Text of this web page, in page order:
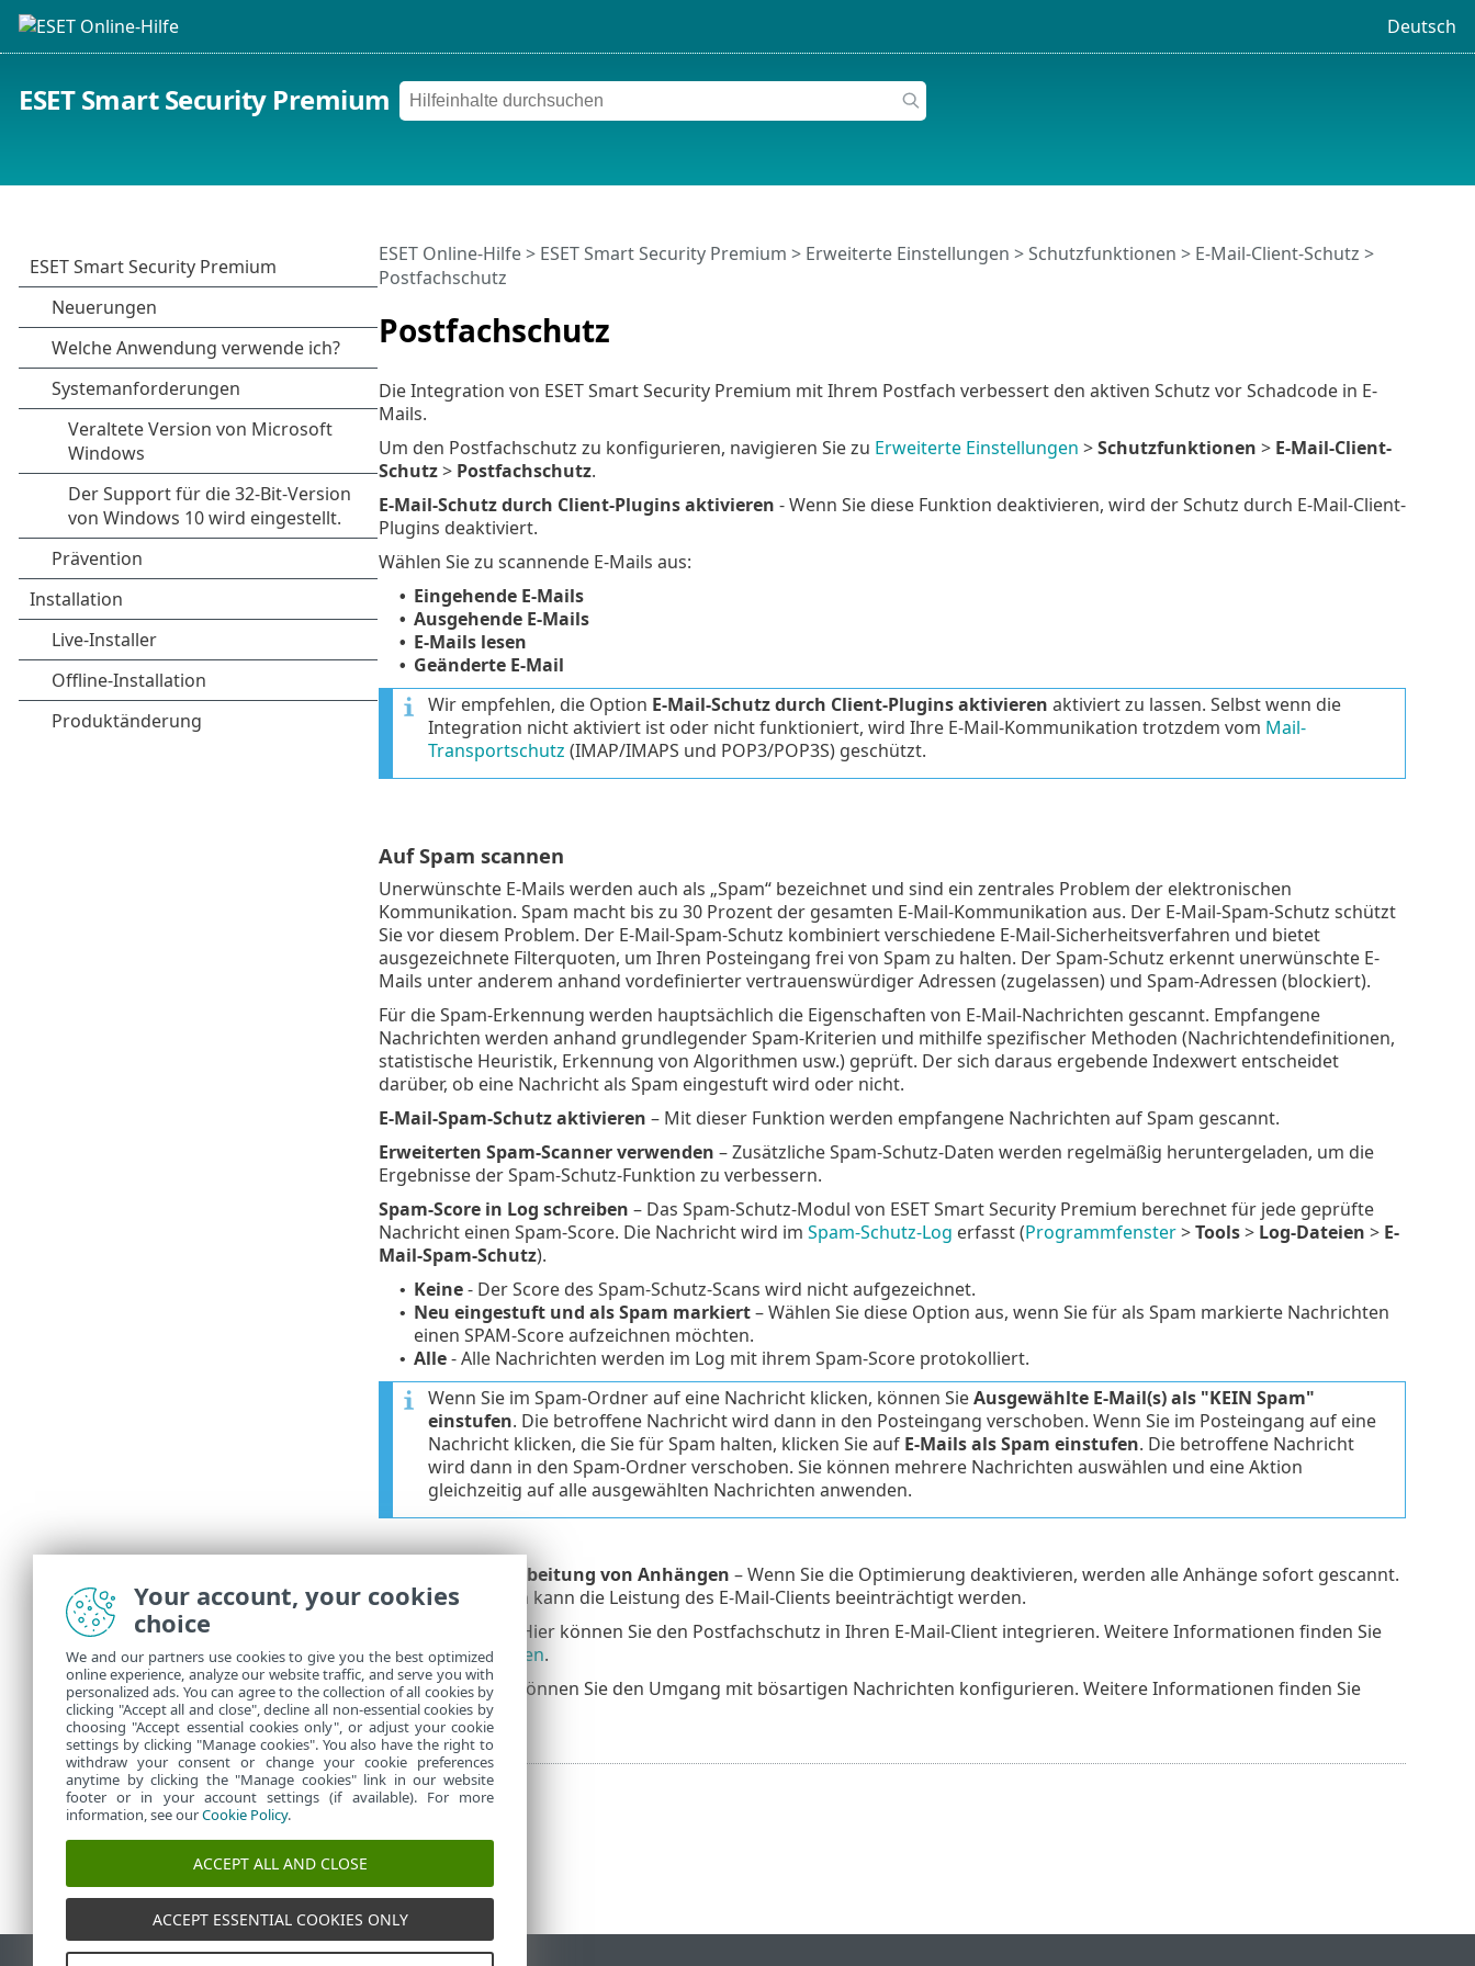
Deutsch
ESET Smart Security Premium
Postfachschutz
ESET Online-Hilfe> ESET Smart Security Premium > Erweiterte Einstellungen >Schutzfunktionen > E-Mail-Client-Schutz >
Postfachschutz
Die Integration von ESET Smart Security Premium mit Ihrem Postfach verbessert den aktiven Schutz vor Schadcode in E-
Mails.
Um den Postfachschutz zu konfigurieren, navigieren Sie zu Erweiterte Einstellungen >Schutzfunktionen > E-Mail-Client-
Schutz> Postfachschutz.
E-Mail-Schutz durch Client-Plugins aktivieren - Wenn Sie diese Funktion deaktivieren, wird der Schutz durch E-Mail-Client-
Plugins deaktiviert.
Wählen Sie zu scannende E-Mails aus:
• Eingehende E-Mails
• Ausgehende E-Mails
• E-Mails lesen
• Geänderte E-Mail
Wir empfehlen, die Option E-Mail-Schutz durch Client-Plugins aktivieren aktiviert zu lassen. Selbst wenn die
Integration nicht aktiviert ist oder nicht funktioniert, wird Ihre E-Mail-Kommunikation trotzdem vom Mail-
Transportschutz (IMAP/IMAPS und POP3/POP3S) geschützt.
Auf Spam scannen
Unerwünschte E-Mails werden auch als „Spam“ bezeichnet und sind ein zentrales Problem der elektronischen
Kommunikation. Spam macht bis zu 30 Prozent der gesamten E-Mail-Kommunikation aus. Der E-Mail-Spam-Schutz schützt
Sie vor diesem Problem. Der E-Mail-Spam-Schutz kombiniert verschiedene E-Mail-Sicherheitsverfahren und bietet
ausgezeichnete Filterquoten, um Ihren Posteingang frei von Spam zu halten. Der Spam-Schutz erkennt unerwünschte E-
Mails unter anderem anhand vordefinierter vertrauenswürdiger Adressen (zugelassen) und Spam-Adressen (blockiert).
Für die Spam-Erkennung werden hauptsächlich die Eigenschaften von E-Mail-Nachrichten gescannt. Empfangene
Nachrichten werden anhand grundlegender Spam-Kriterien und mithilfe spezifischer Methoden (Nachrichtendefinitionen,
statistische Heuristik, Erkennung von Algorithmen usw.) geprüft. Der sich daraus ergebende Indexwert entscheidet
darüber, ob eine Nachricht als Spam eingestuft wird oder nicht.
E-Mail-Spam-Schutz aktivieren – Mit dieser Funktion werden empfangene Nachrichten auf Spam gescannt.
Erweiterten Spam-Scanner verwenden – Zusätzliche Spam-Schutz-Daten werden regelmäßig heruntergeladen, um die
Ergebnisse der Spam-Schutz-Funktion zu verbessern.
Spam-Score in Log schreiben – Das Spam-Schutz-Modul von ESET Smart Security Premium berechnet für jede geprüfte
Nachricht einen Spam-Score. Die Nachricht wird im Spam-Schutz-Log erfasst (Programmfenster>Tools> Log-Dateien > E-
Mail-Spam-Schutz).
• Keine- Der Score des Spam-Schutz-Scans wird nicht aufgezeichnet.
• Neu eingestuft und als Spam markiert– Wählen Sie diese Option aus, wenn Sie für als Spam markierte Nachrichten
einen SPAM-Score aufzeichnen möchten.
• Alle- Alle Nachrichten werden im Log mit ihrem Spam-Score protokolliert.
Wenn Sie im Spam-Ordner auf eine Nachricht klicken, können SieAusgewählte E-Mail(s) als "KEIN Spam"
einstufen. Die betroffene Nachricht wird dann in den Posteingang verschoben. Wenn Sie im Posteingang auf eine
Nachricht klicken, die Sie für Spam halten, klicken Sie auf E-Mails als Spam einstufen. Die betroffene Nachricht
wird dann in den Spam-Ordner verschoben. Sie können mehrere Nachrichten auswählen und eine Aktion
gleichzeitig auf alle ausgewählten Nachrichten anwenden.
Optimierte Verarbeitung von Anhängen – Wenn Sie die Optimierung deaktivieren, werden alle Anhänge sofort gescannt.
Unter Umständen kann die Leistung des E-Mail-Clients beeinträchtigt werden.
– Hier können Sie den Postfachschutz in Ihren E-Mail-Client integrieren. Weitere Informationen finden Sie
unterIntegrationen.
Reaktion– Hier können Sie den Umgang mit bösartigen Nachrichten konfigurieren. Weitere Informationen finden Sie
unterReaktion
Your account, your cookies
choice
We and our partners use cookies to give you the best optimized
online experience, analyze our website traffic, and serve you with
personalized ads. You can agree to the collection of all cookies by
clicking "Accept all and close", decline all non-essential cookies by
choosing "Accept essential cookies only", or adjust your cookie
settings by clicking "Manage cookies". You also have the right to
withdraw your consent or change your cookie preferences
anytime by clicking the "Manage cookies" link in our website
footer or in your account settings (if available). For more
information, see ourCookie Policy.
ACCEPT ALL AND CLOSE
ACCEPT ESSENTIAL COOKIES ONLY